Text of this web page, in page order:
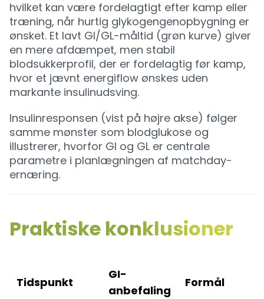
hvilket kan være fordelagtigt efter kamp eller
træning, når hurtig glykogengenopbygning er
ønsket. Et lavt GI/GL-måltid (grøn kurve) giver
en mere afdæmpet, men stabil
blodsukkerprofil, der er fordelagtig før kamp,
hvor et jævnt energiflow ønskes uden
markante insulinudsving.
Insulinresponsen (vist på højre akse) følger
samme mønster som blodglukose og
illustrerer, hvorfor GI og GL er centrale
parametre i planlægningen af matchday-
ernæring.
Praktiske konklusioner
Tidspunkt
GI-
anbefaling
Formål